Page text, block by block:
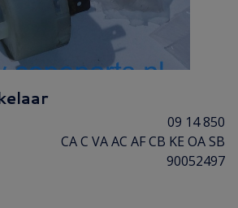
09 14 850
CA C VA AC AF CB KE OA SB
90052497